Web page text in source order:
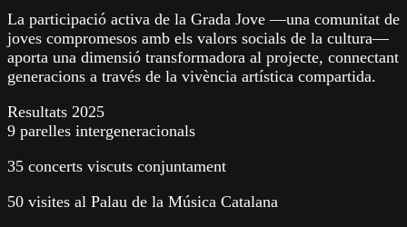
La participació activa de la Grada Jove —una comunitat de
joves compromesos amb els valors socials de la cultura—
aporta una dimensió transformadora al projecte, connectant
generacions a través de la vivència artística compartida.
Resultats 2025
9 parelles intergeneracionals
35 concerts viscuts conjuntament
50 visites al Palau de la Música Catalana